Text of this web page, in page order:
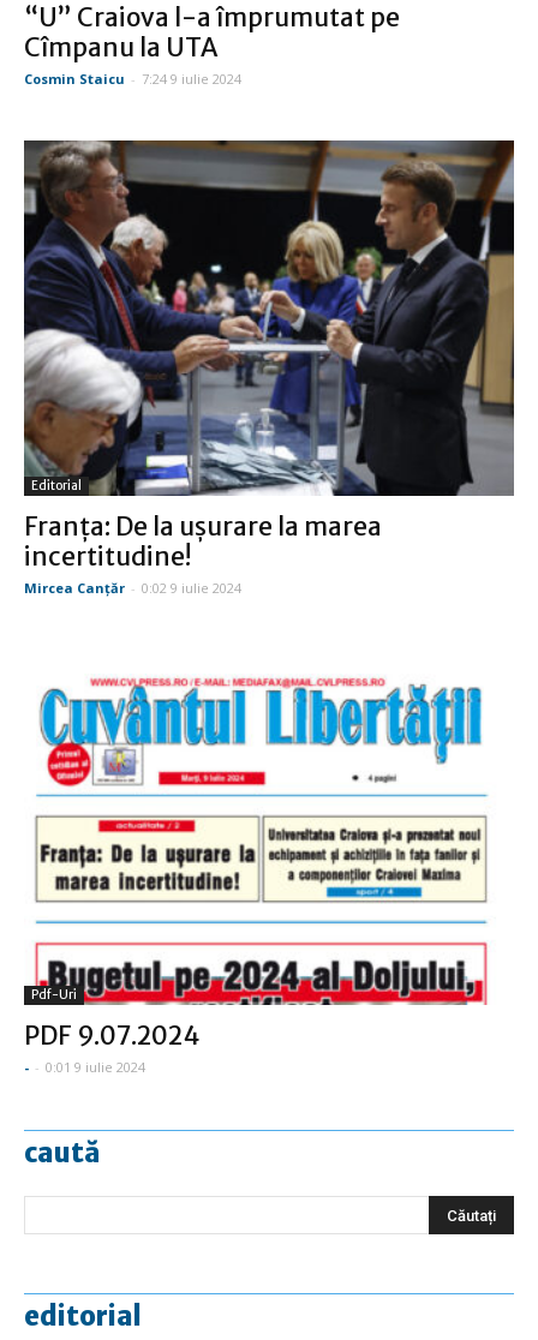
“U” Craiova l-a împrumutat pe
Cîmpanu la UTA
Cosmin Staicu - 7:24 9 iulie 2024
Editorial
Franţa: De la uşurare la marea
incertitudine!
Mircea Canţăr - 0:02 9 iulie 2024
Pdf-Uri
PDF 9.07.2024
- - 0:01 9 iulie 2024
caută
editorial